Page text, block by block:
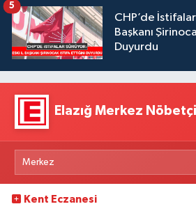
CHP’de İstifalar
Başkanı
Duyurdu
5
Elazığ Merkez
Kent Eczanesi